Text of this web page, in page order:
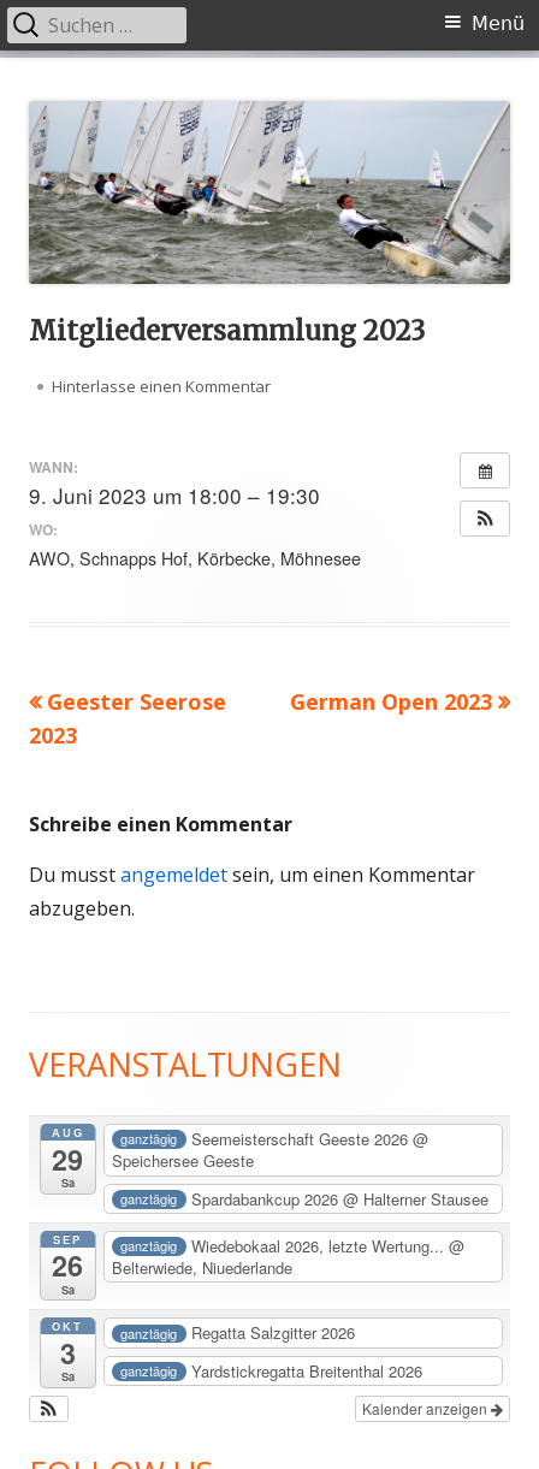
zum
Inhalt
Primäres
Menü
Suche
nach:
Mitgliederversammlung 2023
Hinterlasse einen Kommentar
WANN:
9. Juni 2023 um 18:00 – 19:30
WO:
AWO, Schnapps Hof, Körbecke, Möhnesee
Beitrags-
Vorheriger
Beitrag:
Geester Seerose
2023
Nächster
German Open 2023
Schreibe einen Kommentar
Du musstangemeldetsein, um einen Kommentar
abzugeben.
Haupt-
Seitenleiste
VERANSTALTUNGEN
AUG
29
Sa
ganztägig Seemeisterschaft Geeste 2026@
Speichersee Geeste
ganztägig Spardabankcup 2026@ Halterner Stausee
SEP
26
Sa
ganztägig Wiedebokaal 2026, letzte Wertung...@
Belterwiede, Niuederlande
OKT
3
Sa
ganztägig Regatta Salzgitter 2026
ganztägig Yardstickregatta Breitenthal 2026
Kalender anzeigen